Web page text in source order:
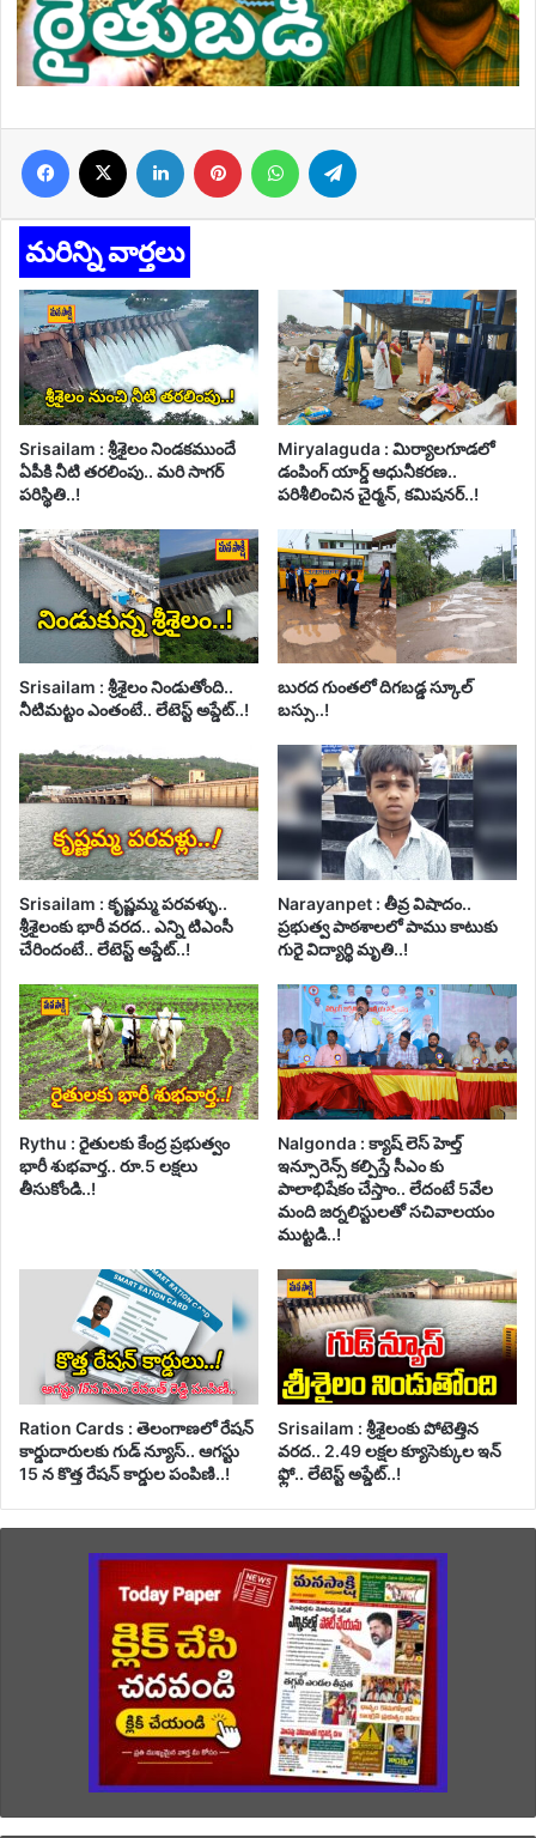
Facebook LinkedIn Pinterest WhatsApp
మరిన్ని వార్తలు
Srisailam : శ్రీశైలం నిండకముందే
ఏపీకి నీటి తరలింపు.. మరి సాగర్
పరిస్థితి..!
Miryalaguda : మిర్యాలగూడలో
డంపింగ్ యార్డ్ ఆధునీకరణ..
పరిశీలించిన చైర్మన్, కమిషనర్..!
Srisailam : శ్రీశైలం నిండుతోంది..
నీటిమట్టం ఎంతంటే.. లేటెస్ట్ అప్డేట్..!
బురద గుంతలో దిగబడ్డ స్కూల్
బస్సు..!
Srisailam : కృష్ణమ్మ పరవళ్ళు..
శ్రీశైలంకు భారీ వరద.. ఎన్ని టిఎంసీ
చేరిందంటే.. లేటెస్ట్ అప్డేట్..!
Narayanpet : తీవ్ర విషాదం..
ప్రభుత్వ పాఠశాలలో పాము కాటుకు
గురై విద్యార్థి మృతి..!
Rythu : రైతులకు కేంద్ర ప్రభుత్వం
భారీ శుభవార్త.. రూ.5 లక్షలు
తీసుకోండి..!
Nalgonda : క్యాష్ లెస్ హెల్త్
ఇన్సూరెన్స్ కల్పిస్తే సీఎం కు
పాలాభిషేకం చేస్తాం.. లేదంటే 5వేల
మంది జర్నలిస్టులతో సచివాలయం
ముట్టడి..!
Ration Cards : తెలంగాణలో రేషన్
కార్డుదారులకు గుడ్ న్యూస్.. ఆగస్టు
15 న కొత్త రేషన్ కార్డుల పంపిణి..!
Srisailam : శ్రీశైలంకు పోటెత్తిన
వరద.. 2.49 లక్షల క్యూసెక్కుల ఇన్
ఫ్లో.. లేటెస్ట్ అప్డేట్..!